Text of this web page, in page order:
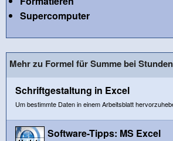
Supercomputer
Mehr zu Formel für Summe bei
Schriftgestaltung in Excel
Um bestimmte Daten in einem Arbeitsblatt
Software-Tipps: MS Excel